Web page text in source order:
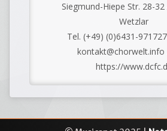
Siegmund-Hiepe Str. 28-
Wetzlar
Tel. (+49) (0)6431-
kontakt@chorwelt.info
https://